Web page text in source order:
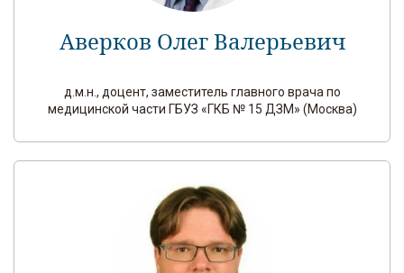
Аверков Олег Валерьевич
д.м.н., доцент, заместитель главного врача по
медицинской части ГБУЗ «ГКБ № 15 ДЗМ» (Москва)